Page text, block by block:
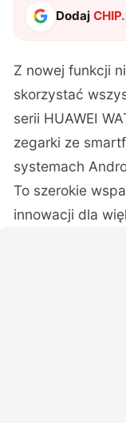
Dodaj
Z nowej funkcji
skorzystać
serii HUAWEI
zegarki ze
systemach
To szerokie
innowacji dla